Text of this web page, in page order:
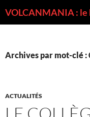
Archives par mot-clé :
ACTUALITÉS